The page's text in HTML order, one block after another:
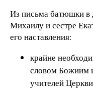
Из письма батюшки в
Михаилу и сестре
его наставления:
крайне
словом Божиим
учителей